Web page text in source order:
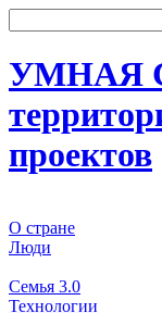
УМНАЯ
проектов
О стране
Люди
Семья 3.0
Технологии